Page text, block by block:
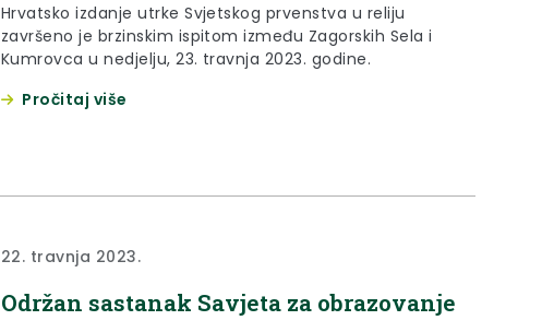
Hrvatsko izdanje utrke Svjetskog prvenstva u reliju
završeno je brzinskim ispitom između Zagorskih Sela i
Kumrovca u nedjelju, 23. travnja 2023. godine.
Pročitaj više
22. travnja 2023.
Održan sastanak Savjeta za obrazovanje